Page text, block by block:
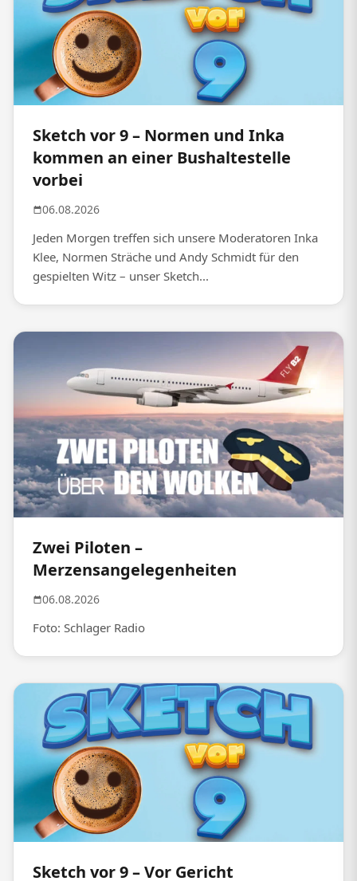
Sketch vor 9 – Normen und Inka
kommen an einer Bushaltestelle
vorbei
06.08.2026
Jeden Morgen treffen sich unsere Moderatoren Inka
Klee, Normen Sträche und Andy Schmidt für den
gespielten Witz – unser Sketch...
Zwei Piloten –
Merzensangelegenheiten
06.08.2026
Foto: Schlager Radio
Sketch vor 9 – Vor Gericht